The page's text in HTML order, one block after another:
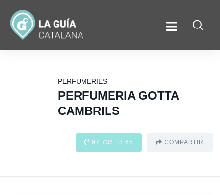
PERFUMERIES
PERFUMERIA GOTTA
CAMBRILS
97 736 13 65 COMPARTIR